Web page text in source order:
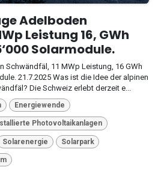
Adelboden
Leistung 16, GWh
Solarmodule.
Schwändfäl, 11 MWp Leistung, 16 GWh
21.7.2025 Was ist die Idee der alpinen
Die Schweiz erlebt derzeit e...
Energiewende
Photovoltaikanlagen
Solarenergie Solarpark